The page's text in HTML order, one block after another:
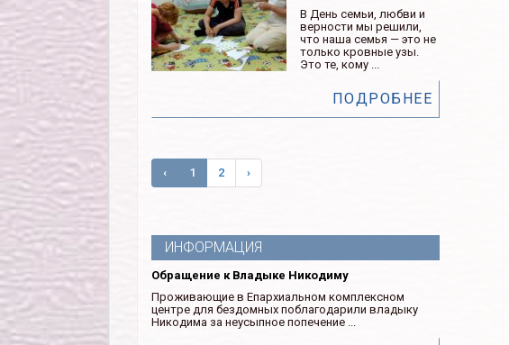
В День семьи, любви и
верности мы решили,
что наша семья — это не
только кровные узы.
Это те, кому ...
ПОДРОБНЕЕ
‹ 1 2 ›
ИНФОРМАЦИЯ
Обращение к Владыке Никодиму
Проживающие в Епархиальном комплексном
центре для бездомных поблагодарили владыку
Никодима за неусыпное попечение ...